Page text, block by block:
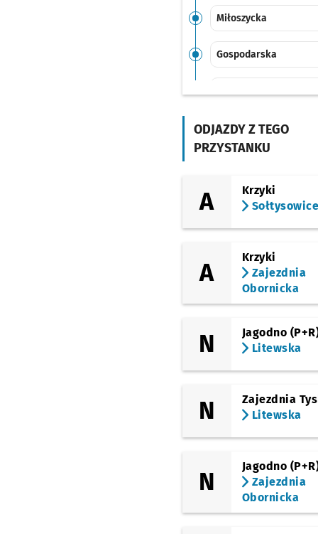
Miłoszycka
Gospodarska
Monopolowa NŻ
Godebskiego (Awf
Wrocław)
Park Szczytnicki NŻ
Kliniki - Politechnika
Wrocławska
Pl. Grunwaldzki
Reja
Katedra
Ogród Botaniczny
ODJAZDY Z TEGO
PRZYSTANKU
A
Krzyki
Sołtysowice
A
Krzyki
Zajezdnia
Obornicka
N
Jagodno
Litewska
N
Zajezdnia
Litewska
N
Jagodno
Zajezdnia
Obornicka